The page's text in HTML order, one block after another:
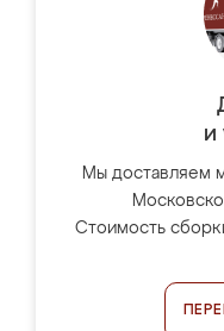
и
Мы доставляем
Стоимость